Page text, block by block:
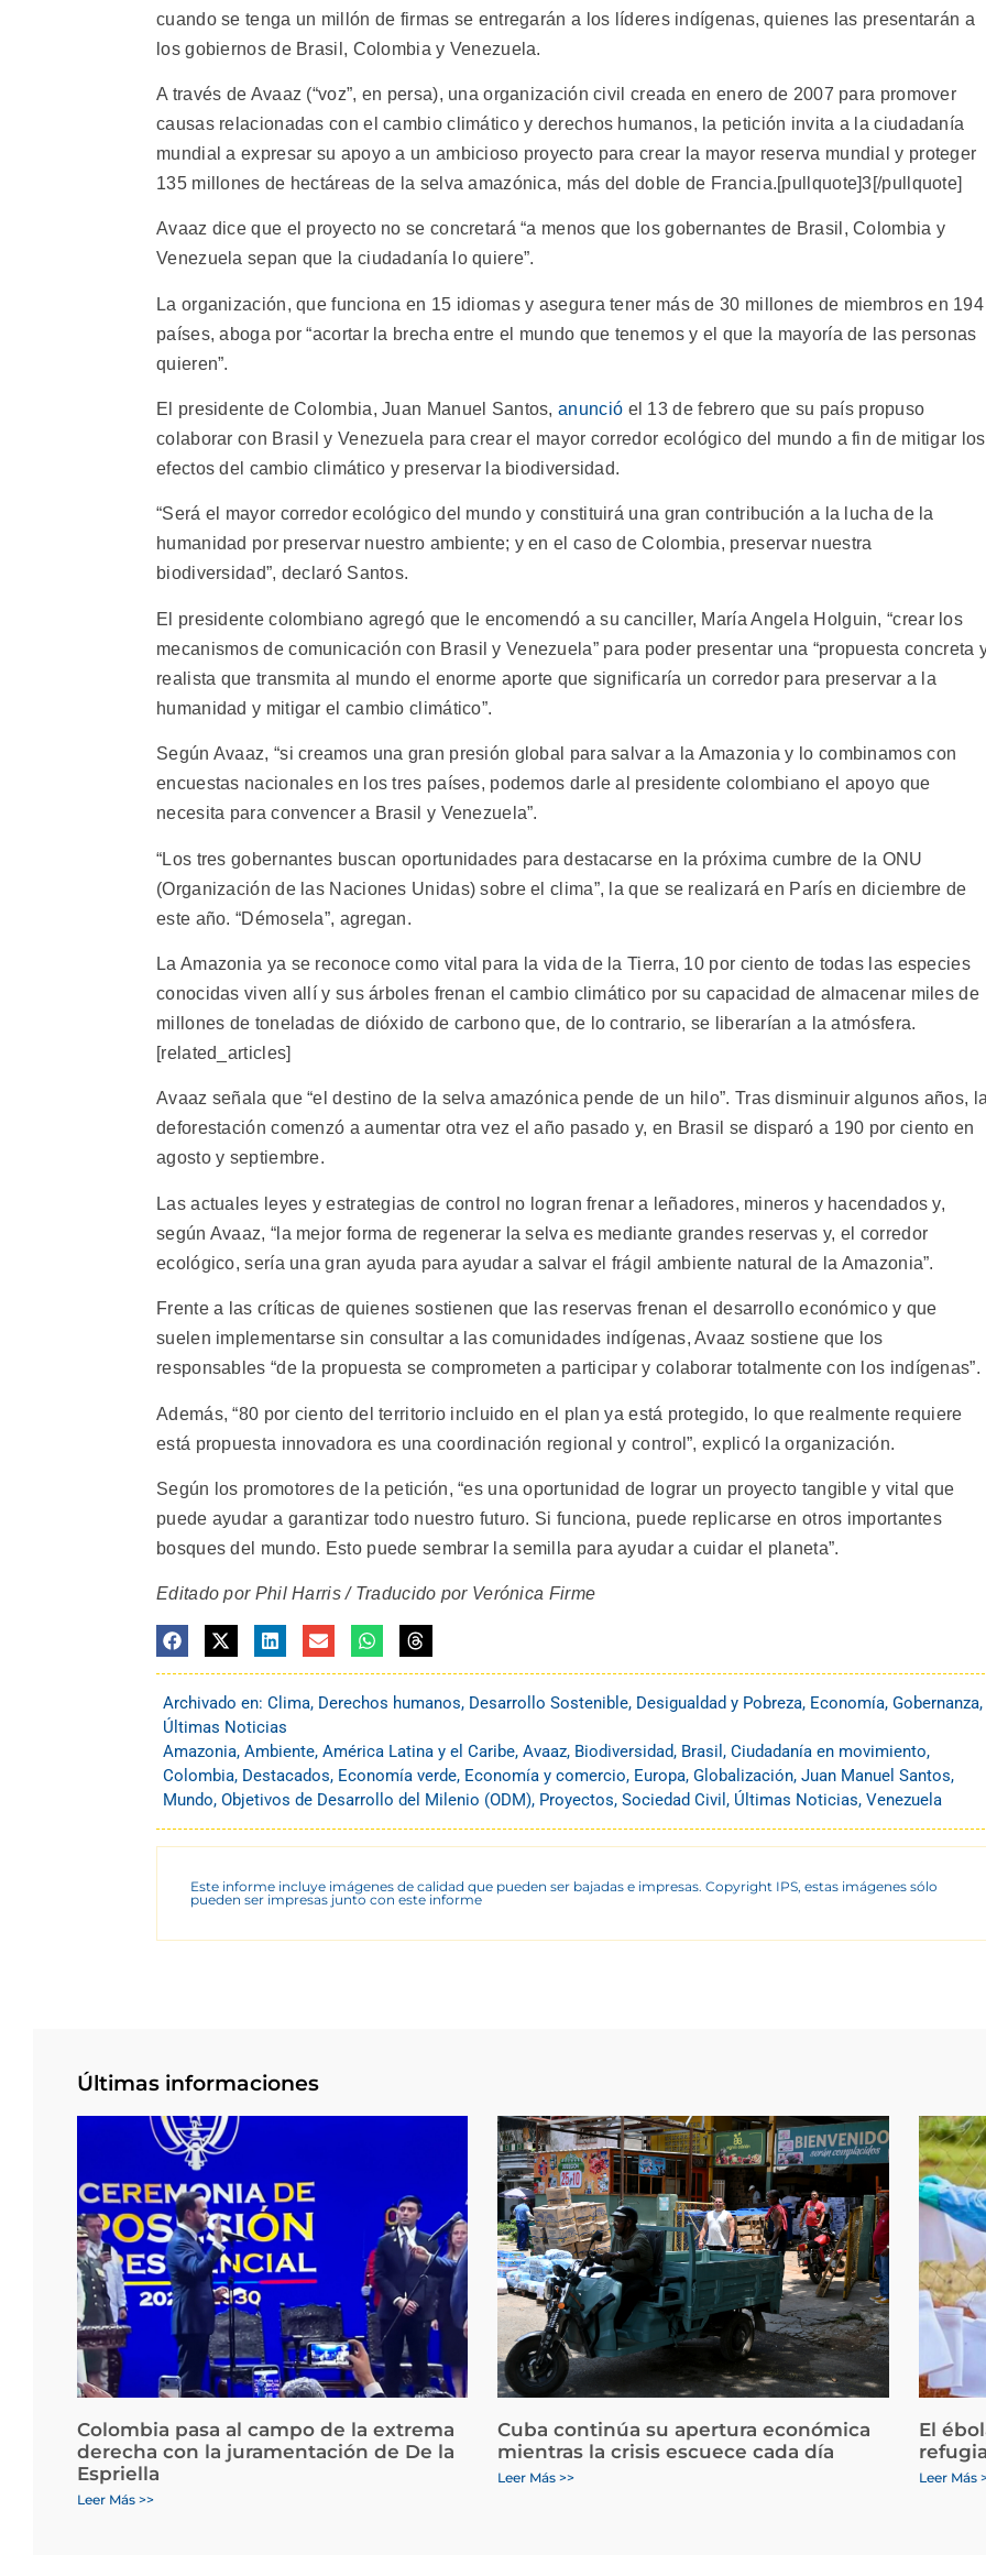
cuando se tenga un millón de firmas se entregarán a los líderes indígenas, quienes las presentarán a
los gobiernos de Brasil, Colombia y Venezuela.
A través de Avaaz (“voz”, en persa), una organización civil creada en enero de 2007 para promover
causas relacionadas con el cambio climático y derechos humanos, la petición invita a la ciudadanía
mundial a expresar su apoyo a un ambicioso proyecto para crear la mayor reserva mundial y proteger
135 millones de hectáreas de la selva amazónica, más del doble de Francia.[pullquote]3[/pullquote]
Avaaz dice que el proyecto no se concretará “a menos que los gobernantes de Brasil, Colombia y
Venezuela sepan que la ciudadanía lo quiere”.
La organización, que funciona en 15 idiomas y asegura tener más de 30 millones de miembros en 194
países, aboga por “acortar la brecha entre el mundo que tenemos y el que la mayoría de las personas
quieren”.
El presidente de Colombia, Juan Manuel Santos, anunció el 13 de febrero que su país propuso
colaborar con Brasil y Venezuela para crear el mayor corredor ecológico del mundo a fin de mitigar los
efectos del cambio climático y preservar la biodiversidad.
“Será el mayor corredor ecológico del mundo y constituirá una gran contribución a la lucha de la
humanidad por preservar nuestro ambiente; y en el caso de Colombia, preservar nuestra
biodiversidad”, declaró Santos.
El presidente colombiano agregó que le encomendó a su canciller, María Angela Holguin, “crear los
mecanismos de comunicación con Brasil y Venezuela” para poder presentar una “propuesta concreta
realista que transmita al mundo el enorme aporte que significaría un corredor para preservar a la
humanidad y mitigar el cambio climático”.
Según Avaaz, “si creamos una gran presión global para salvar a la Amazonia y lo combinamos con
encuestas nacionales en los tres países, podemos darle al presidente colombiano el apoyo que
necesita para convencer a Brasil y Venezuela”.
“Los tres gobernantes buscan oportunidades para destacarse en la próxima cumbre de la ONU
(Organización de las Naciones Unidas) sobre el clima”, la que se realizará en París en diciembre de
este año. “Démosela”, agregan.
La Amazonia ya se reconoce como vital para la vida de la Tierra, 10 por ciento de todas las especies
conocidas viven allí y sus árboles frenan el cambio climático por su capacidad de almacenar miles de
millones de toneladas de dióxido de carbono que, de lo contrario, se liberarían a la atmósfera.
[related_articles]
Avaaz señala que “el destino de la selva amazónica pende de un hilo”. Tras disminuir algunos años,
deforestación comenzó a aumentar otra vez el año pasado y, en Brasil se disparó a 190 por ciento en
agosto y septiembre.
Las actuales leyes y estrategias de control no logran frenar a leñadores, mineros y hacendados y,
según Avaaz, “la mejor forma de regenerar la selva es mediante grandes reservas y, el corredor
ecológico, sería una gran ayuda para ayudar a salvar el frágil ambiente natural de la Amazonia”.
Frente a las críticas de quienes sostienen que las reservas frenan el desarrollo económico y que
suelen implementarse sin consultar a las comunidades indígenas, Avaaz sostiene que los
responsables “de la propuesta se comprometen a participar y colaborar totalmente con los indígenas”.
Además, “80 por ciento del territorio incluido en el plan ya está protegido, lo que realmente requiere
está propuesta innovadora es una coordinación regional y control”, explicó la organización.
Según los promotores de la petición, “es una oportunidad de lograr un proyecto tangible y vital que
puede ayudar a garantizar todo nuestro futuro. Si funciona, puede replicarse en otros importantes
bosques del mundo. Esto puede sembrar la semilla para ayudar a cuidar el planeta”.
Editado por Phil Harris / Traducido por Verónica Firme
Archivado en: Clima, Derechos humanos, Desarrollo Sostenible, Desigualdad y Pobreza, Economía, Gobernanza,
Últimas Noticias
Amazonia, Ambiente, América Latina y el Caribe, Avaaz, Biodiversidad, Brasil , Ciudadanía en movimiento,
Colombia, Destacados, Economía verde, Economía y comercio, Europa, Globalización, Juan Manuel Santos,
Mundo, Objetivos de Desarrollo del Milenio (ODM), Proyectos, Sociedad Civil , Últimas Noticias, Venezuela
Este informe incluye imágenes de calidad que pueden ser bajadas e impresas. Copyright IPS, estas imágenes sólo
pueden ser impresas junto con este informe
Últimas informaciones
Colombia pasa al campo de la extrema
derecha con la juramentación de De la
Espriella
Leer Más >>
Cuba continúa su apertura económica
mientras la crisis escuece cada día
Leer Más >>
El
Leer Más